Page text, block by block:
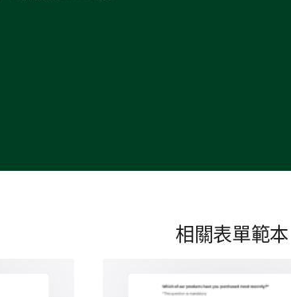
醫療提供者對您的關注
您在護理和治療決策中
相關表單範本